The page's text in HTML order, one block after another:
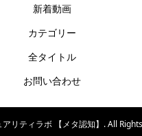
新着動画
カテゴリー
全タイトル
お問い合わせ
アリティラボ 【メタ認知】. All